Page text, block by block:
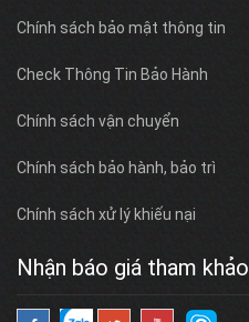
Chính sách bảo mật thông tin
Check Thông Tin Bảo Hành
Chính sách vận chuyển
Chính sách bảo hành, bảo trì
Chính sách xử lý khiếu nại
Nhận báo giá tham khảo